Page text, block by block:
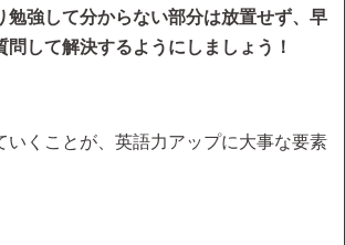
勉強して分からない部分は放置せず、早
問して解決するようにしましょう！
いくことが、英語力アップに大事な要素